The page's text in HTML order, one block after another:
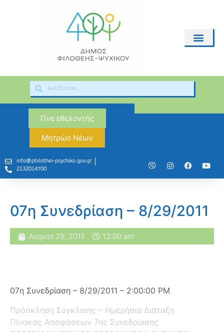
Γίνε εθελοντής
Μητρώο Νέων
info@philothei-psychiko.gov.gr
2132014700
07η Συνεδρίαση – 8/29/2011
August 29, 2011 12:00 am
07η Συνεδρίαση – 8/29/2011 – 2:00:00 PM
Πρόσκληση Σύγκλισης – Ημερήσια Διάταξη
Πίνακας Αποφάσεων 7ης Συνεδρίασης